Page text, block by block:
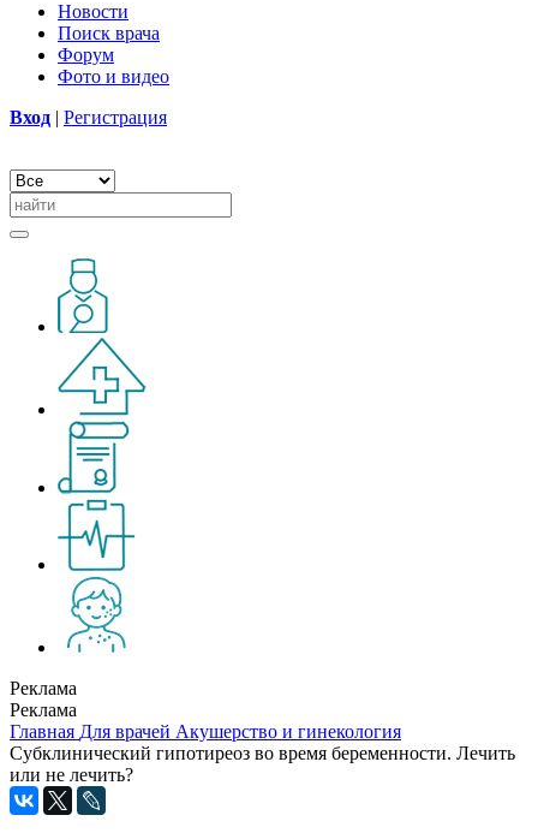
Новости
Поиск врача
Форум
Фото и видео
Вход | Регистрация
Реклама
Реклама
Главная Для врачей Акушерство и гинекология
Субклинический гипотиреоз во время беременности. Лечить
или не лечить?